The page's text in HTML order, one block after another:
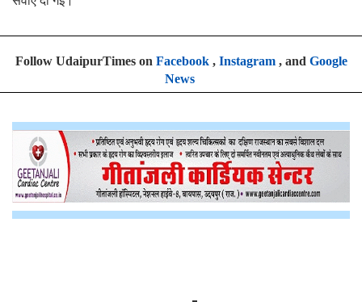
Follow UdaipurTimes on Facebook, Instagram, and Google
News